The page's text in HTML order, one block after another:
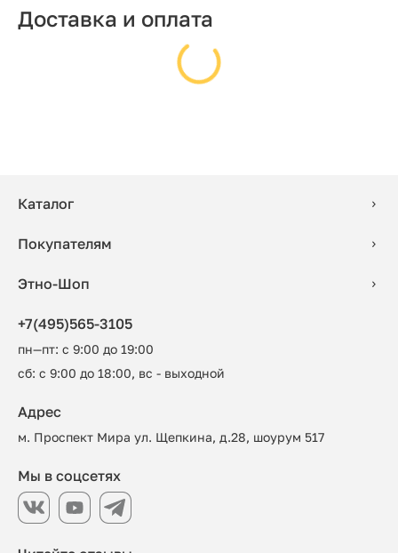
Доставка и оплата
Каталог
Покупателям
Этно-Шоп
+7(495)565-3105
пн—пт: с 9:00 до 19:00
сб: с 9:00 до 18:00, вс - выходной
Адрес
м. Проспект Мира ул. Щепкина, д.28, шоурум 517
Мы в соцсетях